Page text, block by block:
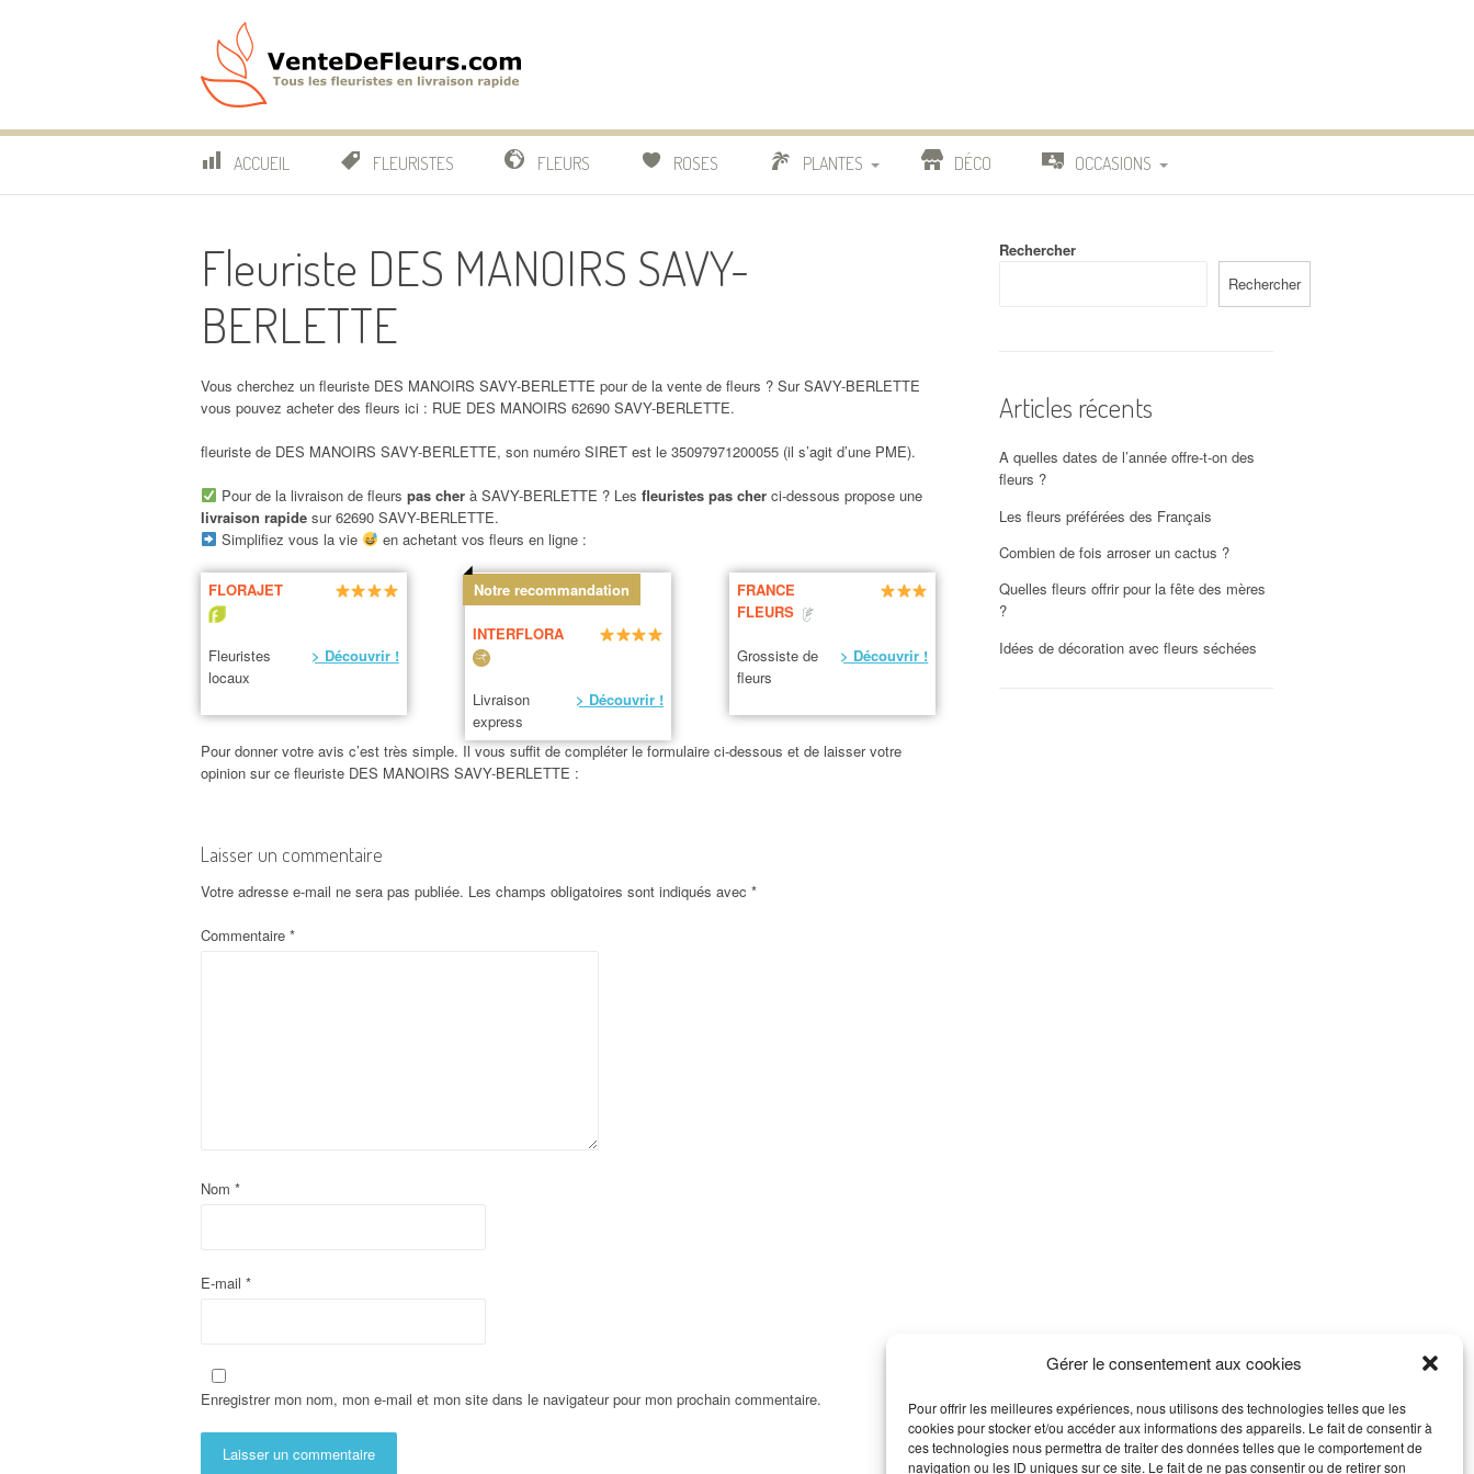
Gérer le consentement aux cookies
Pour offrir les meilleures expériences, nous utilisons des technologies telles que les
cookies pour stocker et/ou accéder aux informations des appareils. Le fait de consentir à
ces technologies nous permettra de traiter des données telles que le comportement de
navigation ou les ID uniques sur ce site. Le fait de ne pas consentir ou de retirer son
VenteDeFleurs.com
ACCUEIL FLEURISTES FLEURS ROSES PLANTES DÉCO OCCASIONS
Fleuriste DES MANOIRS SAVY-
BERLETTE
Vous cherchez un fleuriste DES MANOIRS SAVY-BERLETTE pour de la vente de fleurs ? Sur SAVY-BERLETTE
vous pouvez acheter des fleurs ici : RUE DES MANOIRS 62690 SAVY-BERLETTE.
fleuriste de DES MANOIRS SAVY-BERLETTE, son numéro SIRET est le 35097971200055 (il s’agit d’une PME).
Pour de la livraison de fleurs pas cherà SAVY-BERLETTE ? Les fleuristes pas cher ci-dessous propose une
livraison rapide sur 62690 SAVY-BERLETTE.
Simplifiez vous la vie
en achetant vos fleurs en ligne :
FLORAJET
Fleuristes
locaux
> Découvrir !
Notre recommandation
INTERFLORA
Livraison
express
> Découvrir !
FRANCE
FLEURS
Grossiste de
fleurs
> Découvrir !
Pour donner votre avis c’est très simple. Il vous suffit de compléter le formulaire ci-dessous et de laisser votre
opinion sur ce fleuriste DES MANOIRS SAVY-BERLETTE :
Laisser un commentaire
Votre adresse e-mail ne sera pas publiée. Les champs obligatoires sont indiqués avec *
Commentaire *
Nom *
E-mail *
Enregistrer mon nom, mon e-mail et mon site dans le navigateur pour mon prochain commentaire.
Rechercher
Rechercher
Articles récents
A quelles dates de l’année offre-t-on des
fleurs ?
Les fleurs préférées des Français
Combien de fois arroser un cactus ?
Quelles fleurs offrir pour la fête des mères
?
Idées de décoration avec fleurs séchées